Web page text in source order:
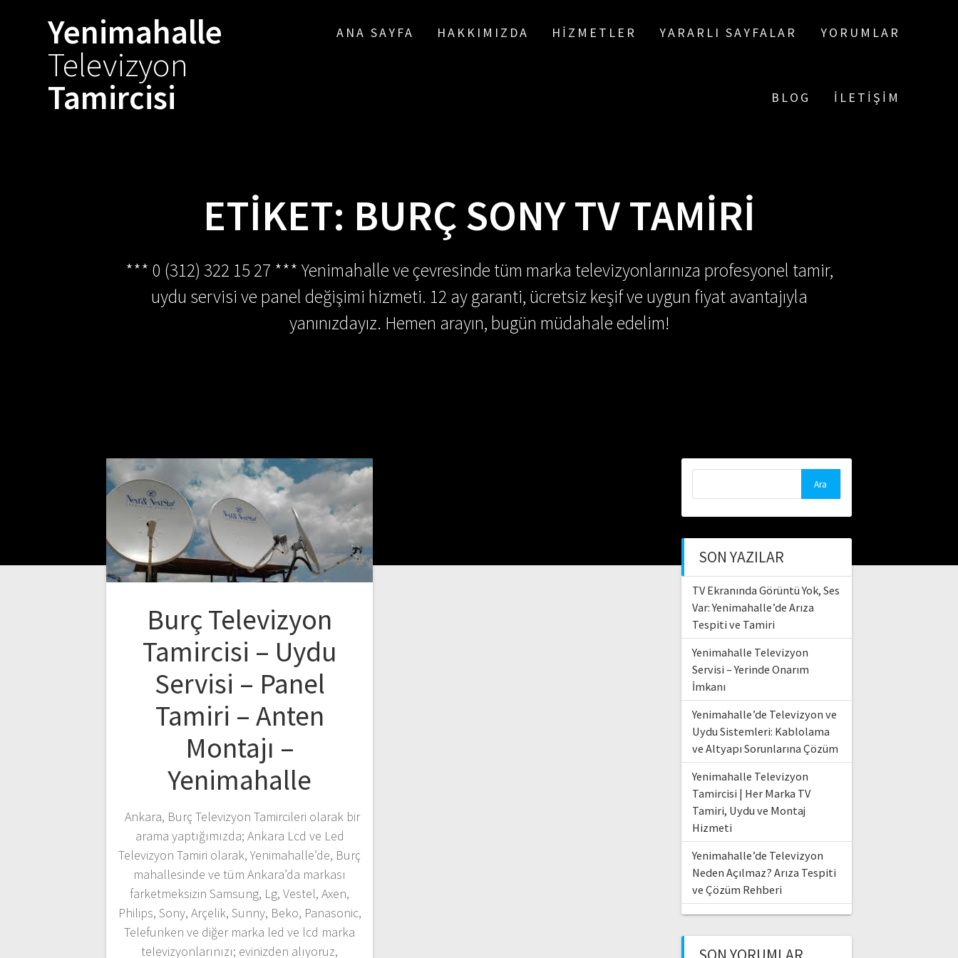
Yenimahalle
Televizyon
Tamircisi
ANA SAYFA HAKKIMIZDA HIZMETLER YARARLI SAYFALAR YORUMLAR
BLOG İLETIŞIM
ETIKET: BURÇ SONY TV TAMIRI
*** 0 (312) 322 15 27 *** Yenimahalle ve çevresinde tüm marka televizyonlarınıza profesyonel tamir,
uydu servisi ve panel değişimi hizmeti. 12 ay garanti, ücretsiz keşif ve uygun fiyat avantajıyla
yanınızdayız. Hemen arayın, bugün müdahale edelim!
Burç Televizyon
Tamircisi – Uydu
Servisi – Panel
Tamiri – Anten
Montajı –
Yenimahalle
Ankara, Burç Televizyon Tamircileri olarak bir
arama yaptığımızda; Ankara Lcd ve Led
Televizyon Tamiri olarak, Yenimahalle’de, Burç
mahallesinde ve tüm Ankara’da markası
farketmeksizin Samsung, Lg, Vestel, Axen,
Philips, Sony, Arçelik, Sunny, Beko, Panasonic,
Telefunken ve diğer marka led ve lcd marka
televizyonlarınızı; evinizden alıyoruz,
SON YAZILAR
TV Ekranında Görüntü Yok, Ses
Var: Yenimahalle’de Arıza
Tespiti ve Tamiri
Yenimahalle Televizyon
Servisi – Yerinde Onarım
İmkanı
Yenimahalle’de Televizyon ve
Uydu Sistemleri: Kablolama
ve Altyapı Sorunlarına Çözüm
Yenimahalle Televizyon
Tamircisi | Her Marka TV
Tamiri, Uydu ve Montaj
Hizmeti
Yenimahalle’de Televizyon
Neden Açılmaz? Arıza Tespiti
ve Çözüm Rehberi